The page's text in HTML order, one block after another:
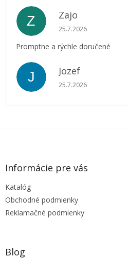
Z Zajo
Hodnotenie obchodu
25.7.2026
Promptne a rýchle doručené
J Jozef
Hodnotenie obchodu
25.7.2026
Z
Informácie pre vás
Katalóg
Obchodné podmienky
Reklamačné podmienky
Blog